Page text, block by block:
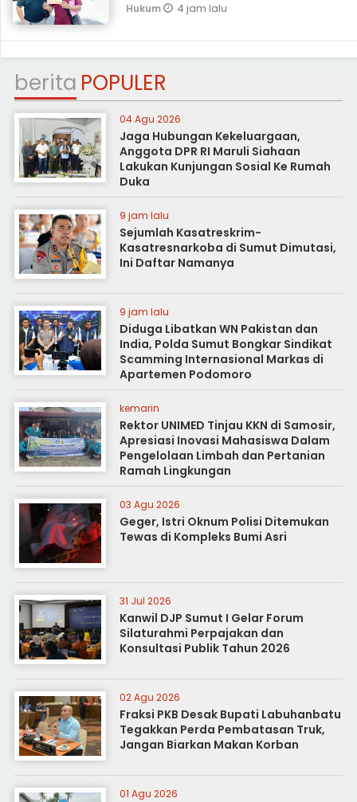
Hukum 4 jam lalu
berita POPULER
04 Agu 2026
Jaga Hubungan Kekeluargaan,
Anggota DPR RI Maruli Siahaan
Lakukan Kunjungan Sosial Ke Rumah
Duka
9 jam lalu
Sejumlah Kasatreskrim-
Kasatresnarkoba di Sumut Dimutasi,
Ini Daftar Namanya
9 jam lalu
Diduga Libatkan WN Pakistan dan
India, Polda Sumut Bongkar Sindikat
Scamming Internasional Markas di
Apartemen Podomoro
kemarin
Rektor UNIMED Tinjau KKN di Samosir,
Apresiasi Inovasi Mahasiswa Dalam
Pengelolaan Limbah dan Pertanian
Ramah Lingkungan
03 Agu 2026
Geger, Istri Oknum Polisi Ditemukan
Tewas di Kompleks Bumi Asri
31 Jul 2026
Kanwil DJP Sumut I Gelar Forum
Silaturahmi Perpajakan dan
Konsultasi Publik Tahun 2026
02 Agu 2026
Fraksi PKB Desak Bupati Labuhanbatu
Tegakkan Perda Pembatasan Truk,
Jangan Biarkan Makan Korban
01 Agu 2026